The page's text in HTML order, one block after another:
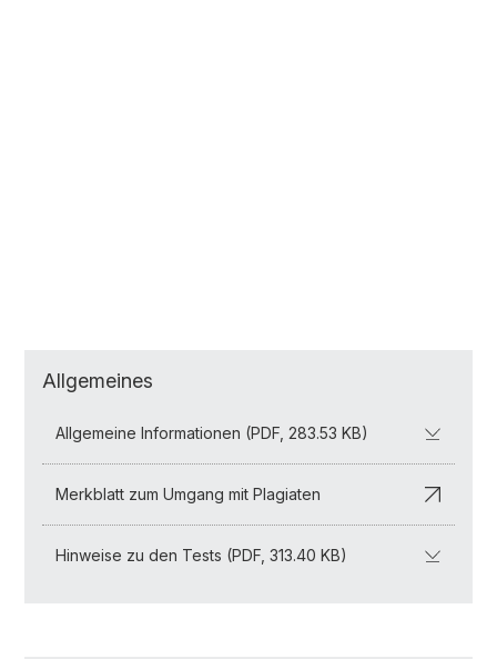
Allgemeines
Allgemeine Informationen (PDF, 283.53 KB)
Merkblatt zum Umgang mit Plagiaten
Hinweise zu den Tests (PDF, 313.40 KB)